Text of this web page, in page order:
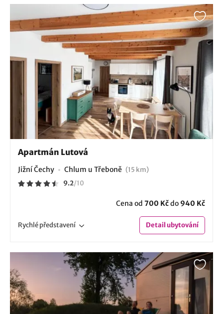
Apartmán Lutová
Jižní Čechy Chlum u Třeboně (15 km)
9.2/10
Cena od 700 Kčdo 940 Kč
Rychlépředstavení Detailubytování